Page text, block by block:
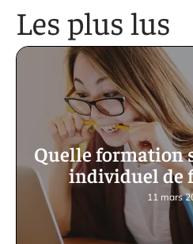
Les plus lus
Quelle formation
individuel de
11 mars